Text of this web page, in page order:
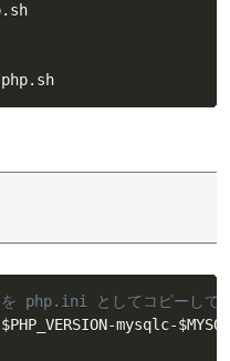
php.ini としてコピーして
$PHP_VERSION-mysqlc-